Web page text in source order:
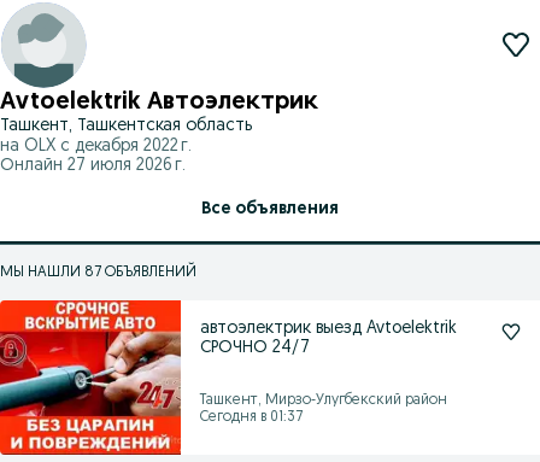
Avtoelektrik Автоэлектрик
Ташкент, Ташкентская область
на OLX с декабря 2022 г.
Онлайн 27 июля 2026 г.
Все объявления
МЫ НАШЛИ 87 ОБЪЯВЛЕНИЙ
автоэлектрик выезд Avtoelektrik
СРОЧНО 24/7
Ташкент, Мирзо-Улугбекский район
Сегодня в 01:37